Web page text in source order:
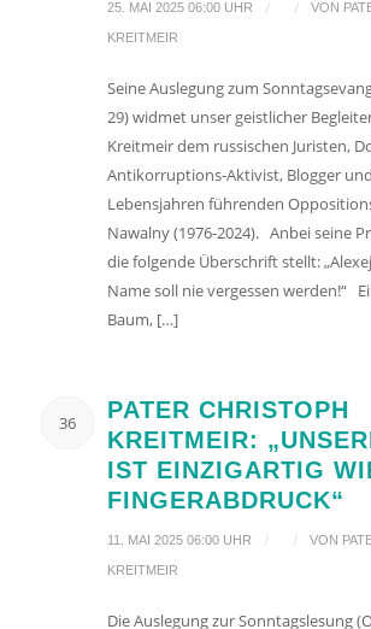
25. MAI 2025 06:00 UHR / / VON
KREITMEIR
Seine Auslegung zum
29) widmet unser geistlicher
Kreitmeir dem russischen Juristen,
Antikorruptions-Aktivist, Blogger
Lebensjahren führenden
Nawalny (1976-2024). Anbei seine
die folgende Überschrift stellt:
Name soll nie vergessen werden!“
Baum, […]
36
PATER CHRISTOPH
KREITMEIR:
IST EINZIGARTIG
FINGERABDRUCK“
11. MAI 2025 06:00 UHR / / VON
KREITMEIR
Die Auslegung zur Sonntagslesung